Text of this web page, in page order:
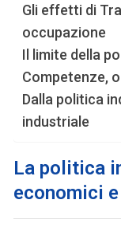
Gli effetti di
occupazione
Il limite della
Competenze,
Dalla politica
industriale
La politica
economici